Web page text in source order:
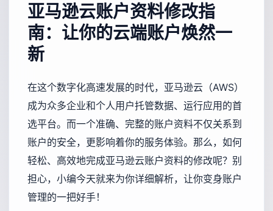
亚马逊云账户资料修改指
南：让你的云端账户焕然一
新
在这个数字化高速发展的时代，亚马逊云（AWS）
成为众多企业和个人用户托管数据、运行应用的首
选平台。而一个准确、完整的账户资料不仅关系到
账户的安全，更影响着你的服务体验。那么，如何
轻松、高效地完成亚马逊云账户资料的修改呢？别
担心，小编今天就来为你详细解析，让你变身账户
管理的一把好手！